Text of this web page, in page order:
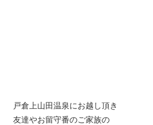
戸倉上山田温泉にお越し頂き
友達やお留守番のご家族の